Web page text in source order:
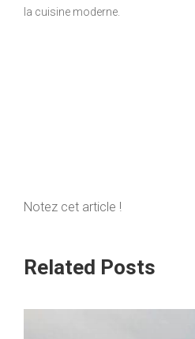
la cuisine moderne.
Notez cet article !
Related Posts